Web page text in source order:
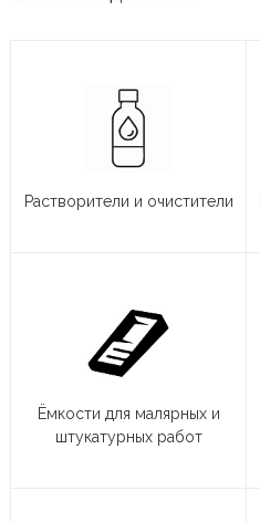
Растворители и очистители
Ёмкости для малярных и
штукатурных работ